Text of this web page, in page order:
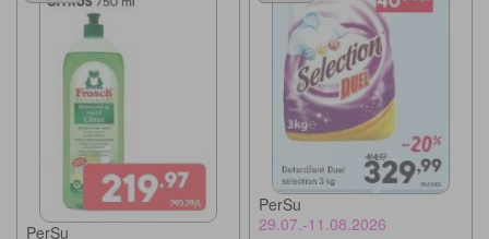
PerSu
PerSu
29.07.-11.08.2026